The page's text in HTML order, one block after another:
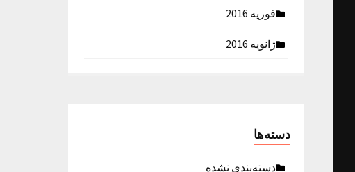
فوریه 2016
ژانویه 2016
دسته‌ها
دسته‌بندی نشده